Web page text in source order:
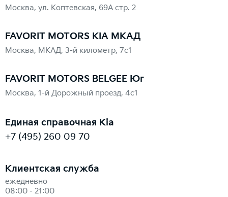
Москва, ул. Коптевская, 69А стр. 2
FAVORIT MOTORS KIA МКАД
Москва, МКАД, 3-й километр, 7с1
FAVORIT MOTORS BELGEE Юг
Москва, 1-й Дорожный проезд, 4с1
Единая справочная Kia
+7 (495) 260 09 70
Клиентская служба
ежедневно
08:00 - 21:00